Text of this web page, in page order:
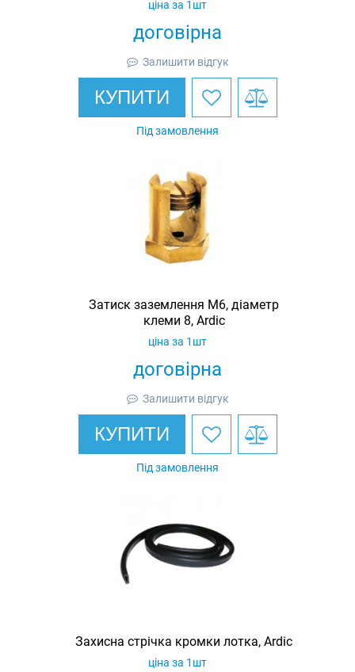
договірна
ціна за 1шт
Залишити відгук
КУПИТИ
Під замовлення
Затиск заземлення M6, діаметр
клеми 8, Ardic
договірна
ціна за 1шт
Залишити відгук
КУПИТИ
Під замовлення
Захисна стрічка кромки лотка, Ardic
ціна за 1шт